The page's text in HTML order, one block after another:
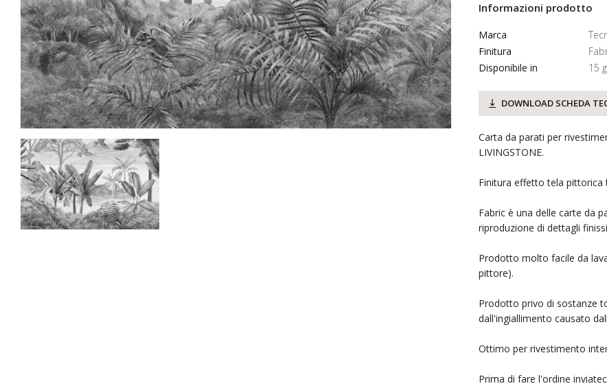
Informazioni prodotto
Marca
Finitura
Disponibile in
15
DOWNLOAD SCHEDA
Carta da parati per
LIVINGSTONE.
Finitura effetto tela pittorica
Fabric è una delle carte da
riproduzione di dettagli
Prodotto molto facile da
pittore).
Prodotto privo di sostanze
dall'ingiallimento causato
Ottimo per rivestimento
Prima di fare l'ordine